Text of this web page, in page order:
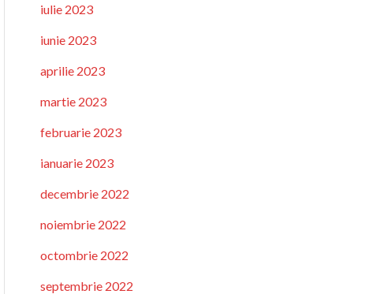
iulie 2023
iunie 2023
aprilie 2023
martie 2023
februarie 2023
ianuarie 2023
decembrie 2022
noiembrie 2022
octombrie 2022
septembrie 2022